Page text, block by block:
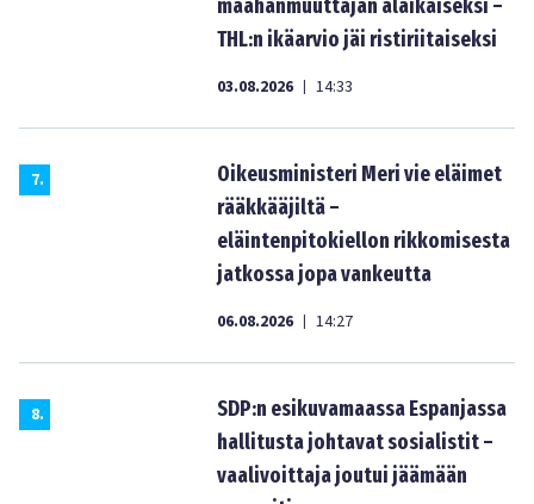
maahanmuuttajan alaikäiseksi –
THL:n ikäarvio jäi ristiriitaiseksi
03.08.2026 | 14:33
7.
Oikeusministeri Meri vie eläimet
rääkkääjiltä –
eläintenpitokiellon rikkomisesta
jatkossa jopa vankeutta
06.08.2026 | 14:27
8.
SDP:n esikuvamaassa Espanjassa
hallitusta johtavat sosialistit –
vaalivoittaja joutui jäämään